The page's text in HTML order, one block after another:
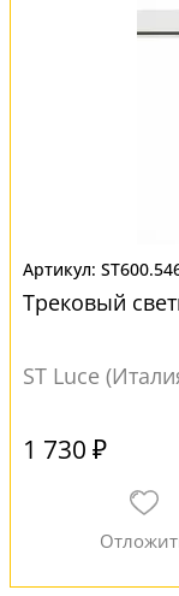
Трековый
ST Luce
1 730 ₽